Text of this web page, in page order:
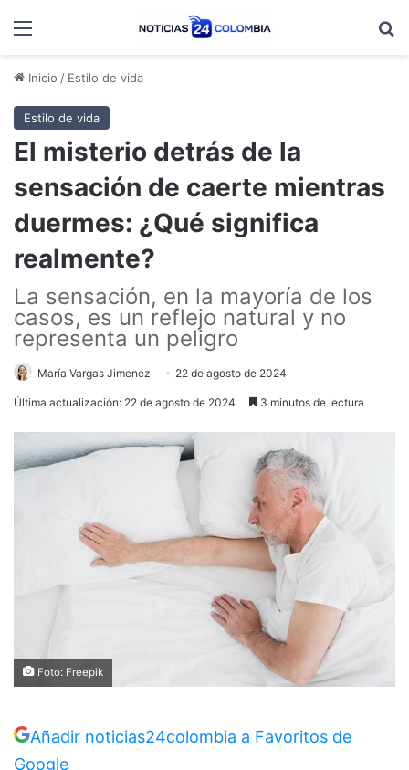
Menú
Inicio / Estilo de vida
Estilo de vida
El misterio detrás de la
sensación de caerte mientras
duermes: ¿Qué significa
realmente?
La sensación, en la mayoría de los
casos, es un reflejo natural y no
representa un peligro
María Vargas Jimenez 22 de agosto de 2024
Última actualización: 22 de agosto de 2024 3 minutos de lectura
Foto: Freepik
Añadir noticias24colombia a Favoritos de
Google